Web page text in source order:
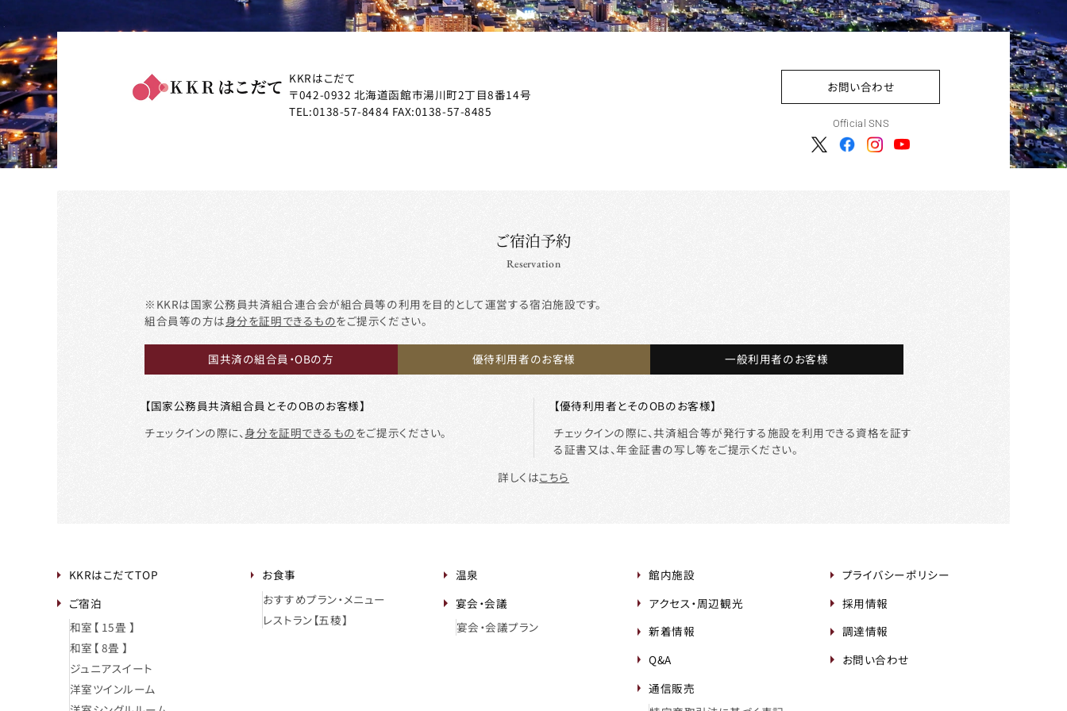
KKRはこだて
〒042-0932 北海道函館市湯川町2丁目8番14号
TEL:0138-57-8484 FAX:0138-57-8485
お問い合わせ
Official SNS
ご宿泊予約
Reservation
※KKRは国家公務員共済組合連合会が組合員等の利用を目的として運営する宿泊施設です。
組合員等の方は身分を証明できるものをご提示ください。
国共済の組合員・OBの方 優待利用者のお客様 一般利用者のお客様
【国家公務員共済組合員とそのOBのお客様】
チェックインの際に、身分を証明できるものをご提示ください。
【優待利用者とそのOBのお客様】
チェックインの際に、共済組合等が発行する施設を利用できる資格を証す
る証書又は、年金証書の写し等をご提示ください。
詳しくはこちら
KKRはこだてTOP
ご宿泊
和室【 15畳 】
和室【 8畳 】
ジュニアスイート
洋室ツインルーム
お食事
おすすめプラン・メニュー
レストラン【五稜】
温泉
宴会・会議
宴会・会議プラン
館内施設
アクセス・周辺観光
新着情報
Q&A
通信販売
プライバシーポリシー
採用情報
調達情報
お問い合わせ